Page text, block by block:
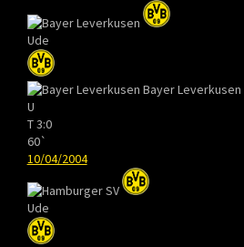
Ude
Bayer Leverkusen
U
T3:0
60`
10/04/2004
Ude